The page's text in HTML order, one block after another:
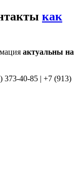
как
актуальны на
373-40-85 | +7 (913)